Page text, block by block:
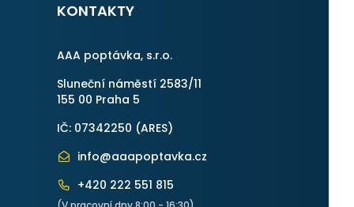
KONTAKTY
AAA poptávka, s.r.o.
Sluneční náměstí 2583/11
155 00 Praha 5
IČ: 07342250 (ARES)
info@aaapoptavka.cz
+420 222 551 815